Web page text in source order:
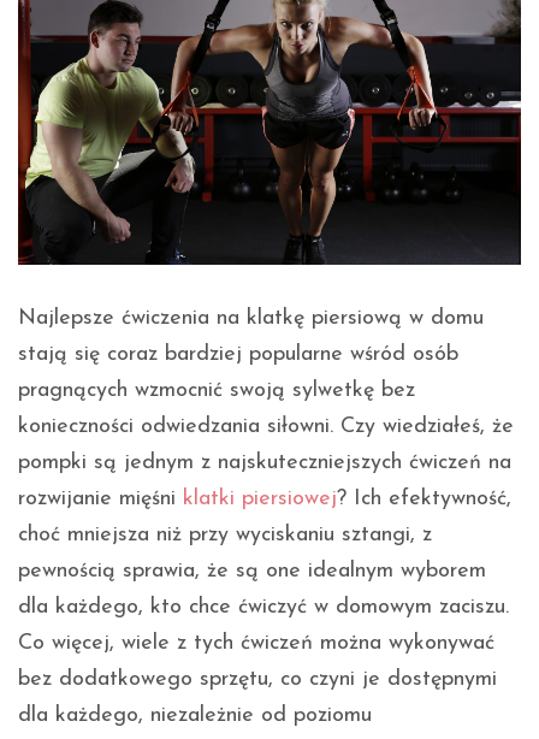
Najlepsze ćwiczenia na klatkę piersiową w domu
stają się coraz bardziej popularne wśród osób
pragnących wzmocnić swoją sylwetkę bez
konieczności odwiedzania siłowni. Czy wiedziałeś, że
pompki są jednym z najskuteczniejszych ćwiczeń na
rozwijanie mięśni klatki piersiowej? Ich efektywność,
choć mniejsza niż przy wyciskaniu sztangi, z
pewnością sprawia, że są one idealnym wyborem
dla każdego, kto chce ćwiczyć w domowym zaciszu.
Co więcej, wiele z tych ćwiczeń można wykonywać
bez dodatkowego sprzętu, co czyni je dostępnymi
dla każdego, niezależnie od poziomu